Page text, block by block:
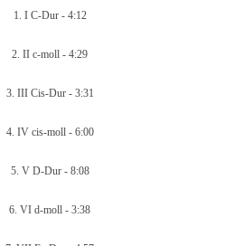
1. I C-Dur - 4:12
2. II c-moll - 4:29
3. III Cis-Dur - 3:31
4. IV cis-moll - 6:00
5. V D-Dur - 8:08
6. VI d-moll - 3:38